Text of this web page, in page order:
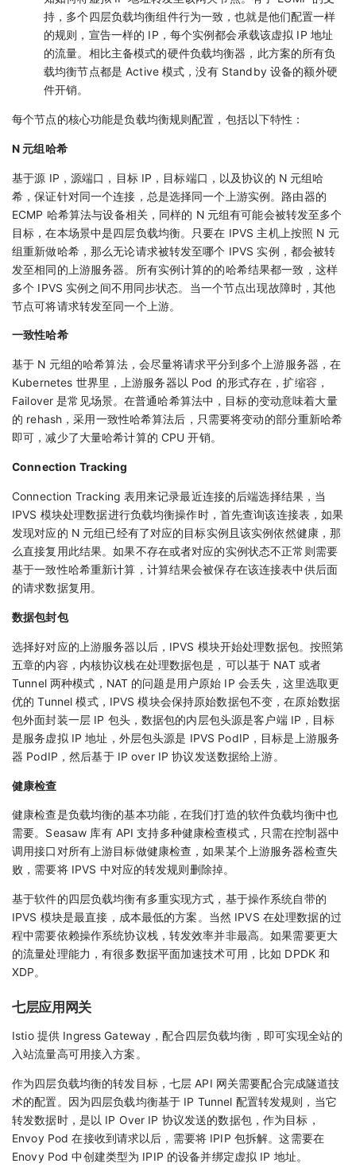
持，多个四层负载均衡组件行为一致，也就是他们配置一样
的规则，宣告一样的 IP，每个实例都会承载该虚拟 IP 地址
的流量。相比主备模式的硬件负载均衡器，此方案的所有负
载均衡节点都是 Active 模式，没有 Standby 设备的额外硬
件开销。
每个节点的核心功能是负载均衡规则配置，包括以下特性：
N 元组哈希
基于源 IP，源端口，目标 IP，目标端口，以及协议的 N 元组哈
希，保证针对同一个连接，总是选择同一个上游实例。路由器的
ECMP 哈希算法与设备相关，同样的 N 元组有可能会被转发至多个
目标，在本场景中是四层负载均衡。只要在 IPVS 主机上按照 N 元
组重新做哈希，那么无论请求被转发至哪个 IPVS 实例，都会被转
发至相同的上游服务器。所有实例计算的的哈希结果都一致，这样
多个 IPVS 实例之间不用同步状态。当一个节点出现故障时，其他
节点可将请求转发至同一个上游。
一致性哈希
基于 N 元组的哈希算法，会尽量将请求平分到多个上游服务器，在
Kubernetes 世界里，上游服务器以 Pod 的形式存在，扩缩容，
Failover 是常见场景。在普通哈希算法中，目标的变动意味着大量
的 rehash，采用一致性哈希算法后，只需要将变动的部分重新哈希
即可，减少了大量哈希计算的 CPU 开销。
Connection Tracking
Connection Tracking 表用来记录最近连接的后端选择结果，当
IPVS 模块处理数据进行负载均衡操作时，首先查询该连接表，如果
发现对应的 N 元组已经有了对应的目标实例且该实例依然健康，那
么直接复用此结果。如果不存在或者对应的实例状态不正常则需要
基于一致性哈希重新计算，计算结果会被保存在该连接表中供后面
的请求数据复用。
数据包封包
选择好对应的上游服务器以后，IPVS 模块开始处理数据包。按照第
五章的内容，内核协议栈在处理数据包是，可以基于 NAT 或者
Tunnel 两种模式，NAT 的问题是用户原始 IP 会丢失，这里选取更
优的 Tunnel 模式，IPVS 模块会保持原始数据包不变，在原始数据
包外面封装一层 IP 包头，数据包的内层包头源是客户端 IP，目标
是服务虚拟 IP 地址，外层包头源是 IPVS PodIP，目标是上游服务
器 PodIP，然后基于 IP over IP 协议发送数据给上游。
健康检查
健康检查是负载均衡的基本功能，在我们打造的软件负载均衡中也
需要。Seasaw 库有 API 支持多种健康检查模式，只需在控制器中
调用接口对所有上游目标做健康检查，如果某个上游服务器检查失
败，需要将 IPVS 中对应的转发规则删除掉。
基于软件的四层负载均衡有多重实现方式，基于操作系统自带的
IPVS 模块是最直接，成本最低的方案。当然 IPVS 在处理数据的过
程中需要依赖操作系统协议栈，转发效率并非最高。如果需要更大
的流量处理能力，有很多数据平面加速技术可用，比如 DPDK 和
XDP。
七层应用网关
Istio 提供 Ingress Gateway，配合四层负载均衡，即可实现全站的
入站流量高可用接入方案。
作为四层负载均衡的转发目标，七层 API 网关需要配合完成隧道技
术的配置。因为四层负载均衡基于 IP Tunnel 配置转发规则，当它
转发数据时，是以 IP Over IP 协议发送的数据包，作为目标，
Envoy Pod 在接收到请求以后，需要将 IPIP 包拆解。这需要在
Enovy Pod 中创建类型为 IPIP 的设备并绑定虚拟 IP 地址。